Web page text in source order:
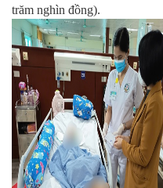
trăm nghìn đồng).